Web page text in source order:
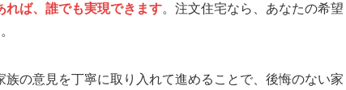
れば、誰でも実現できます。注文住宅なら、あなたの希望
の意見を丁寧に取り入れて進めることで、後悔のない家